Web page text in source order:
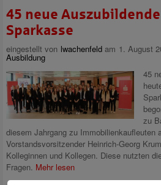
45 neue
Sparkasse
eingestellt von lwachenfeldam 1. August
Ausbildung
45
zu
diesem Jahrgang zu Immobilienkaufleuten
Vorstandsvorsitzender Heinrich-Georg
Kolleginnen und Kollegen. Diese nutzten
Fragen. Mehr lesen